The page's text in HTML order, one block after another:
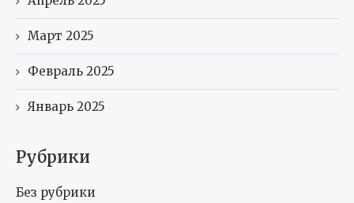
Март 2025
Февраль 2025
Январь 2025
Рубрики
Без рубрики